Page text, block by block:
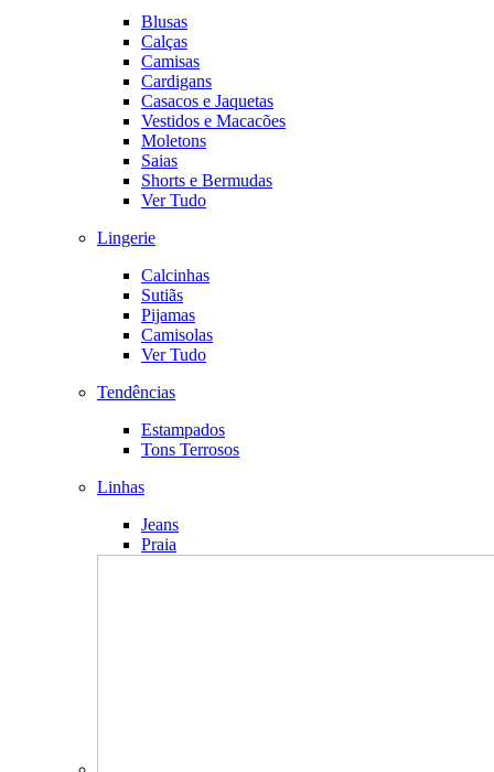
Blusas
Calças
Camisas
Cardigans
Casacos e Jaquetas
Vestidos e Macacões
Moletons
Saias
Shorts e Bermudas
Ver Tudo
Lingerie
Calcinhas
Sutiãs
Pijamas
Camisolas
Ver Tudo
Tendências
Estampados
Tons Terrosos
Linhas
Jeans
Praia